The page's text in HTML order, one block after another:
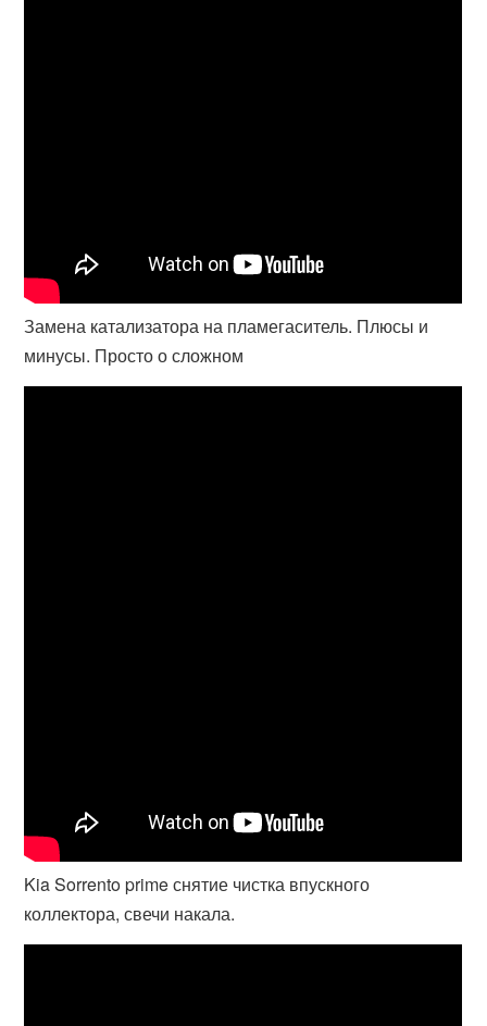
Замена катализатора на пламегаситель. Плюсы и
минусы. Просто о сложном
Kia Sorrento prime снятие чистка впускного
коллектора, свечи накала.